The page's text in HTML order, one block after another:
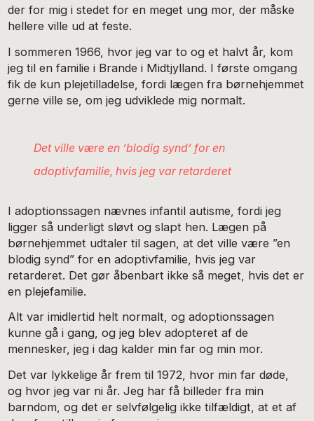
der for mig i stedet for en meget ung mor, der måske
hellere ville ud at feste.
I sommeren 1966, hvor jeg var to og et halvt år, kom
jeg til en familie i Brande i Midtjylland. I første omgang
fik de kun plejetilladelse, fordi lægen fra børnehjemmet
gerne ville se, om jeg udviklede mig normalt.
Det ville være en ’blodig synd’ for en
adoptivfamilie, hvis jeg var retarderet
I adoptionssagen nævnes infantil autisme, fordi jeg
ligger så underligt sløvt og slapt hen. Lægen på
børnehjemmet udtaler til sagen, at det ville være ”en
blodig synd” for en adoptivfamilie, hvis jeg var
retarderet. Det gør åbenbart ikke så meget, hvis det er
en plejefamilie.
Alt var imidlertid helt normalt, og adoptionssagen
kunne gå i gang, og jeg blev adopteret af de
mennesker, jeg i dag kalder min far og min mor.
Det var lykkelige år frem til 1972, hvor min far døde,
og hvor jeg var ni år. Jeg har få billeder fra min
barndom, og det er selvfølgelig ikke tilfældigt, at et af